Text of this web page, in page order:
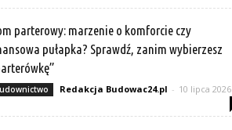
parterowy: marzenie o komforcie czy
pułapka? Sprawdź, zanim wybierzesz
Redakcja Budowac24.pl - 10 lipca 2026